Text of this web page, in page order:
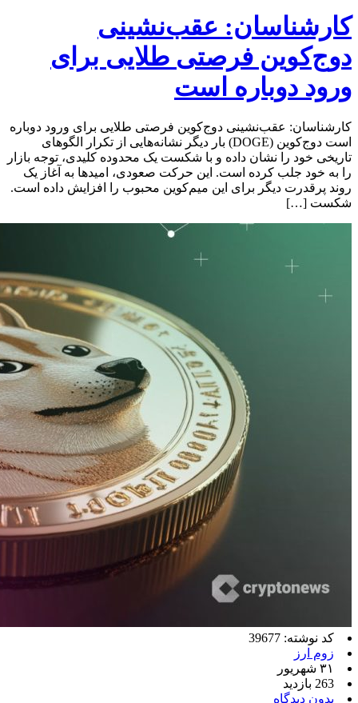
کارشناسان: عقب‌نشینی
دوج‌کوین فرصتی طلایی برای
ورود دوباره است
کارشناسان: عقب‌نشینی دوج‌کوین فرصتی طلایی برای ورود دوباره
است دوج‌کوین (DOGE) بار دیگر نشانه‌هایی از تکرار الگوهای
تاریخی خود را نشان داده و با شکست یک محدوده کلیدی، توجه بازار
را به خود جلب کرده است. این حرکت صعودی، امیدها به آغاز یک
روند پرقدرت دیگر برای این میم‌کوین محبوب را افزایش داده است.
شکست […]
کد نوشته: 39677
زوم ارز
۳۱ شهریور
263 بازدید
بدون دیدگاه